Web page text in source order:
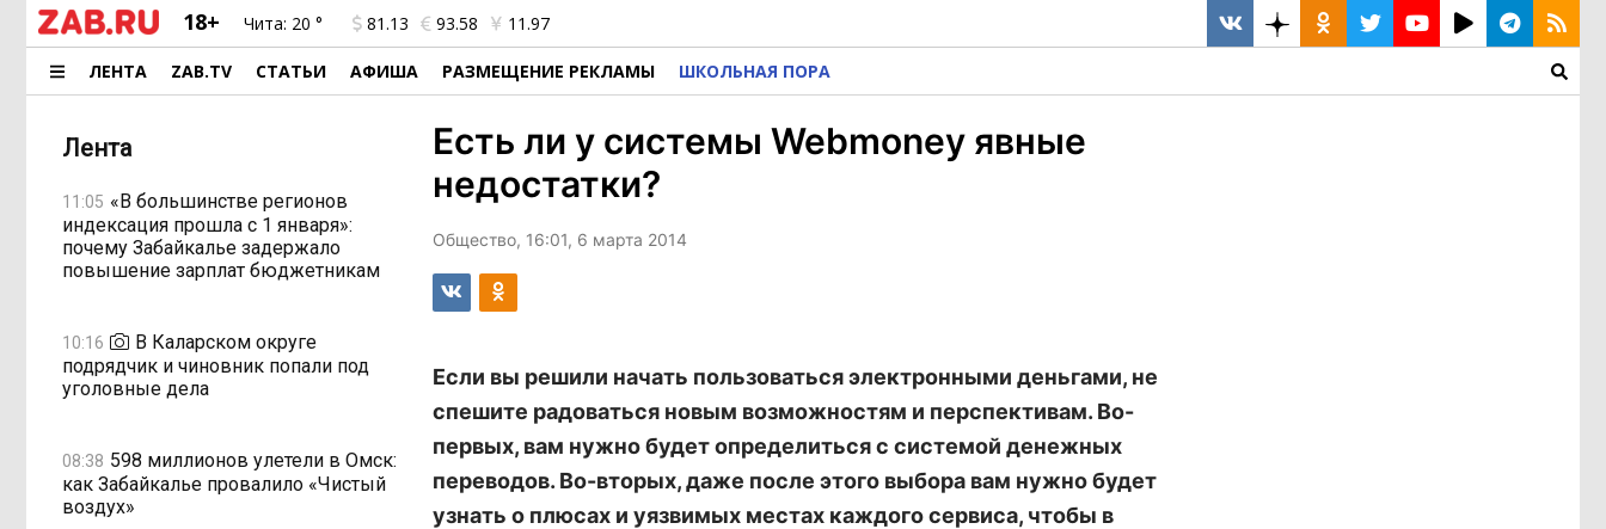
18+ Чита: 20 ° 81.13 93.58 11.97
ЛЕНТА ZAB.TV СТАТЬИ АФИША РАЗМЕЩЕНИЕ РЕКЛАМЫ ШКОЛЬНАЯ ПОРА
Лента
11:05 «В большинстве регионов
индексация прошла с 1 января»:
почему Забайкалье задержало
повышение зарплат бюджетникам
10:16
В Каларском округе
подрядчик и чиновник попали под
уголовные дела
08:38 598 миллионов улетели в Омск:
как Забайкалье провалило «Чистый
воздух»
Есть ли у системы Webmoney явные
недостатки?
Общество, 16:01, 6 марта 2014
Если вы решили начать пользоваться электронными деньгами, не
спешите радоваться новым возможностям и перспективам. Во-
первых, вам нужно будет определиться с системой денежных
переводов. Во-вторых, даже после этого выбора вам нужно будет
узнать о плюсах и уязвимых местах каждого сервиса, чтобы в